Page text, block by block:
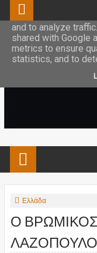
Ελλάδα
Ο
This site uses
and to analyze
shared with Google
metrics to ensure
statistics, and to